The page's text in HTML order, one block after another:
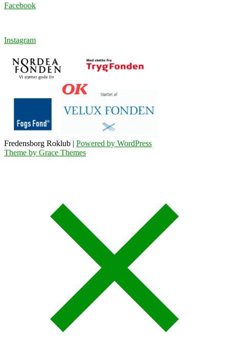
Facebook
Instagram
Fredensborg Roklub | Powered by WordPress
Theme by Grace Themes